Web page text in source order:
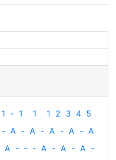
1 - 1 1 1 2 3 4 5
- A - A - A - A - A
A - ‐ - A - A - A -